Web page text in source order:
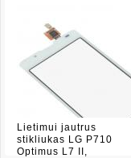
Lietimui jautrus
stikliukas LG P710
Optimus L7 II,